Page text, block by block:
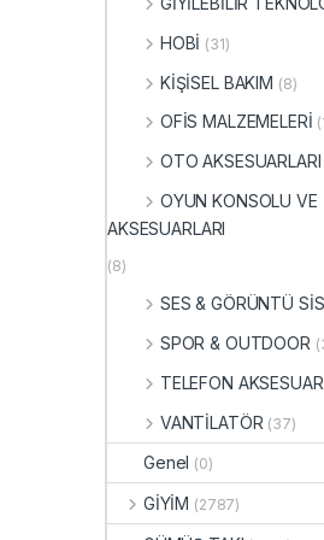
HOBİ (31)
KİŞİSEL BAKIM (8)
OFİS MALZEMELERİ
OTO AKSESUARLARI
OYUN KONSOLU VE
AKSESUARLARI
(8)
SES & GÖRÜNTÜ
SPOR & OUTDOOR
TELEFON
VANTİLATÖR (37)
Genel (0)
GİYİM (2787)